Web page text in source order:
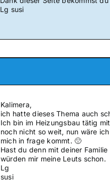
Lg susi
Kalimera,
ich hatte dieses Thema auch
Ich bin im Heizungsbau tätig
noch nicht so weit, nun wäre
mich in frage kommt. 🙁
Hast du denn mit deiner
würden mir meine Leuts schon.
Lg
susi